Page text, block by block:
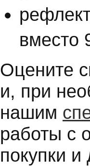
вместо
Оцените
и, при
нашим
работы с
покупки и